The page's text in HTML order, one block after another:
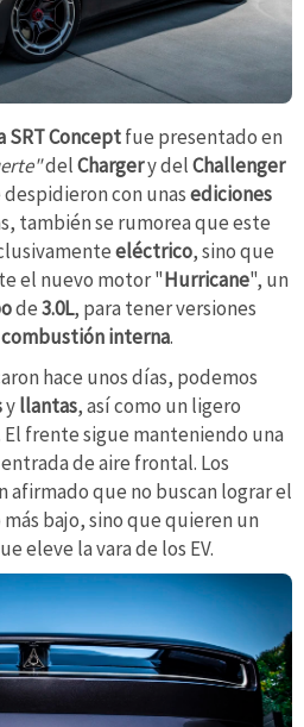
SRT Conceptfue presentado en
delChargery delChallenger
despidieron con unasediciones
también se rumorea que este
eléctrico, sino que
el nuevo motor "Hurricane", un
de3.0L, para tener versiones
combustión interna.
hace unos días, podemos
yllantas, así como un ligero
El frente sigue manteniendo una
de aire frontal. Los
afirmado que no buscan lograr el
bajo, sino que quieren un
eleve la vara de los EV.